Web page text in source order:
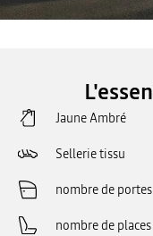
Jaune Ambré
Sellerie tissu
nombre de portes
nombre de places